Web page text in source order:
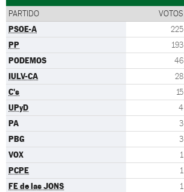
PARTIDO VOTOS
PSOE-A 225
PP 193
PODEMOS 46
IULV-CA 28
C's 15
UPyD 4
PA 3
PBG 3
VOX 1
PCPE 1
FE de las JONS 1